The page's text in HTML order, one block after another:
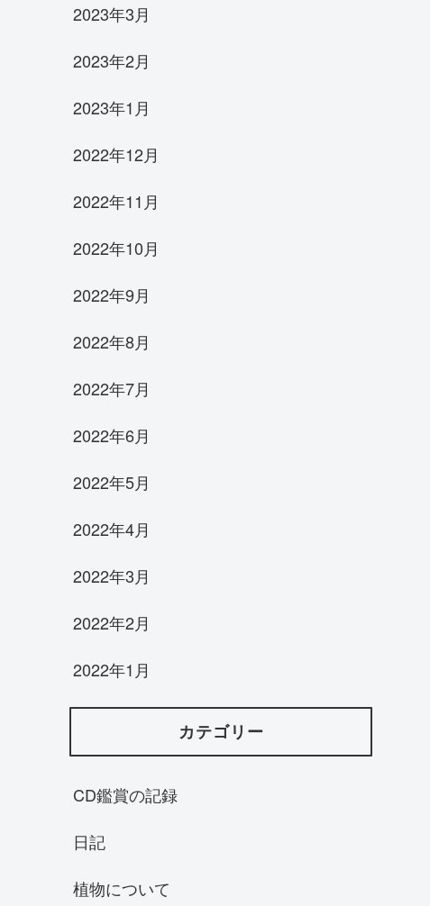
2023年3月
2023年2月
2023年1月
2022年12月
2022年11月
2022年10月
2022年9月
2022年8月
2022年7月
2022年6月
2022年5月
2022年4月
2022年3月
2022年2月
2022年1月
カテゴリー
CD鑑賞の記録
日記
植物について